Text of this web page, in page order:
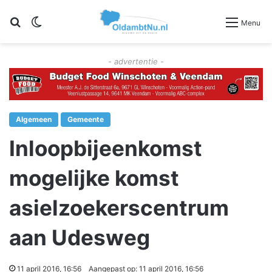
Zoeken Menu
- advertentie -
Algemeen Gemeente
Inloopbijeenkomst
mogelijke komst
asielzoekerscentrum
aan Udesweg
11 april 2016, 16:56 Aangepast op: 11 april 2016, 16:56